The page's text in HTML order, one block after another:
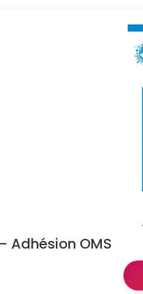
Adhésion OMS